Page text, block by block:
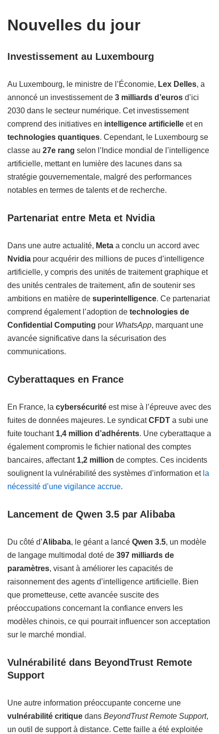
Nouvelles du jour
Investissement au Luxembourg
Au Luxembourg, le ministre de l’Économie, Lex Delles, a
annoncé un investissement de 3 milliards d’euros d’ici
2030 dans le secteur numérique. Cet investissement
comprend des initiatives en intelligence artificielle et en
technologies quantiques. Cependant, le Luxembourg se
classe au 27e rang selon l’Indice mondial de l’intelligence
artificielle, mettant en lumière des lacunes dans sa
stratégie gouvernementale, malgré des performances
notables en termes de talents et de recherche.
Partenariat entre Meta et Nvidia
Dans une autre actualité, Meta a conclu un accord avec
Nvidia pour acquérir des millions de puces d’intelligence
artificielle, y compris des unités de traitement graphique et
des unités centrales de traitement, afin de soutenir ses
ambitions en matière de superintelligence. Ce partenariat
comprend également l’adoption de technologies de
Confidential Computing pour WhatsApp, marquant une
avancée significative dans la sécurisation des
communications.
Cyberattaques en France
En France, la cybersécurité est mise à l’épreuve avec des
fuites de données majeures. Le syndicatCFDT a subi une
fuite touchant 1,4 million d’adhérents. Une cyberattaque a
également compromis le fichier national des comptes
bancaires, affectant 1,2 million de comptes. Ces incidents
soulignent la vulnérabilité des systèmes d’information et la
nécessité d’une vigilance accrue.
Lancement de Qwen 3.5 par Alibaba
Du côté d’Alibaba, le géant a lancé Qwen 3.5, un modèle
de langage multimodal doté de 397 milliards de
paramètres, visant à améliorer les capacités de
raisonnement des agents d’intelligence artificielle. Bien
que prometteuse, cette avancée suscite des
préoccupations concernant la confiance envers les
modèles chinois, ce qui pourrait influencer son acceptation
sur le marché mondial.
Vulnérabilité dans BeyondTrust Remote
Support
Une autre information préoccupante concerne une
vulnérabilité critique dans BeyondTrust Remote Support,
un outil de support à distance. Cette faille a été exploitée